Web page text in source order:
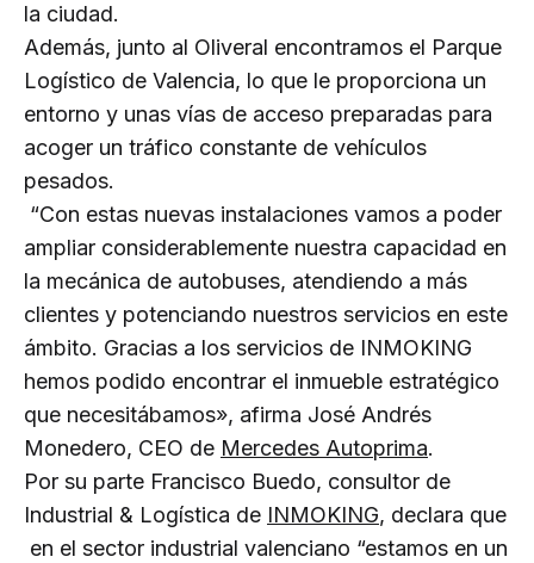
la ciudad.
Además, junto al Oliveral encontramos el Parque
Logístico de Valencia, lo que le proporciona un
entorno y unas vías de acceso preparadas para
acoger un tráfico constante de vehículos
pesados.
“Con estas nuevas instalaciones vamos a poder
ampliar considerablemente nuestra capacidad en
la mecánica de autobuses, atendiendo a más
clientes y potenciando nuestros servicios en este
ámbito. Gracias a los servicios de INMOKING
hemos podido encontrar el inmueble estratégico
que necesitábamos», afirma José Andrés
Monedero, CEO de Mercedes Autoprima.
Por su parte Francisco Buedo, consultor de
Industrial & Logística de INMOKING, declara que
en el sector industrial valenciano “estamos en un